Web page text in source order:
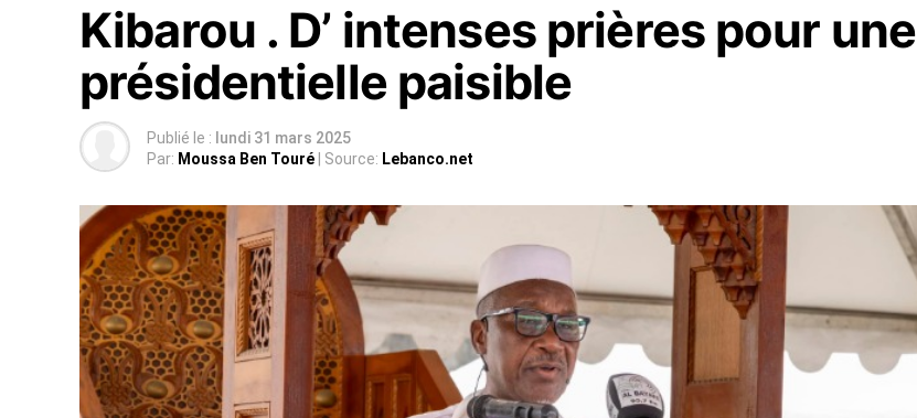
Kibarou . D’ intenses prières pour une
présidentielle paisible
Publié le : lundi 31 mars 2025
Par: Moussa Ben Touré | Source: Lebanco.net